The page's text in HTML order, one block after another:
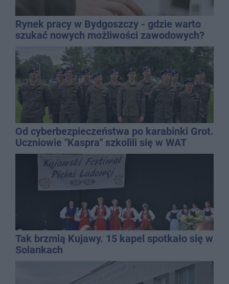
Rynek pracy w Bydgoszczy - gdzie warto
szukać nowych możliwości zawodowych?
Od cyberbezpieczeństwa po karabinki Grot.
Uczniowie "Kaspra" szkolili się w WAT
Tak brzmią Kujawy. 15 kapel spotkało się w
Solankach